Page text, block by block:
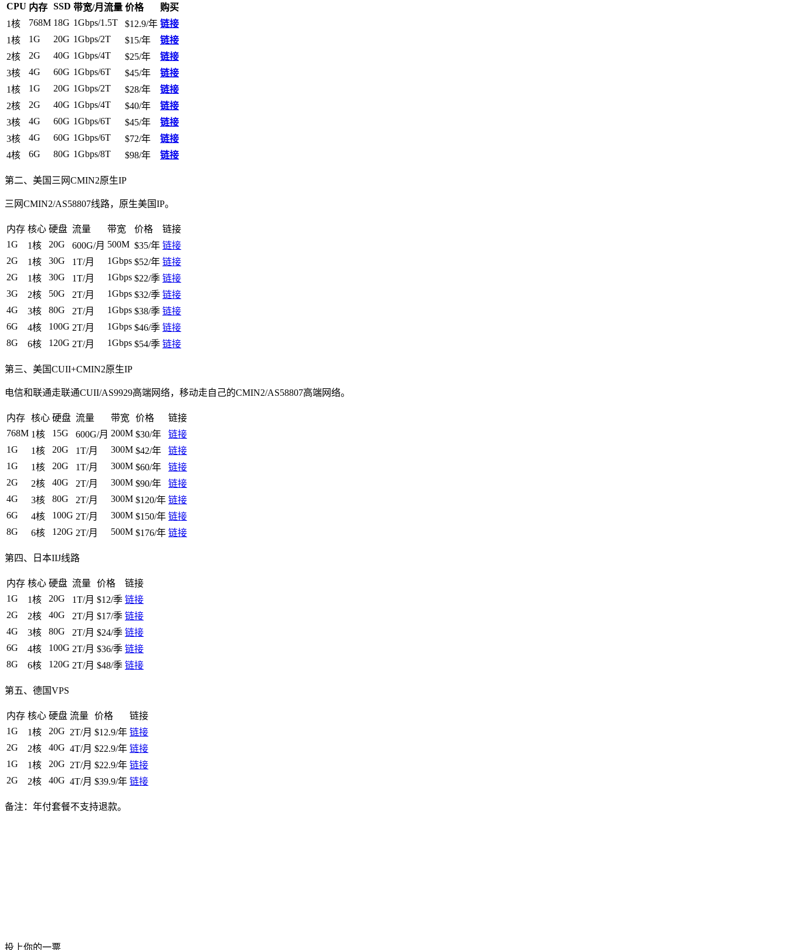
CPU 内存 SSD 带宽/月流量 价格
购买
1核
768M 18G 1Gbps/1.5T $12.9/年 链接
1核
1G 20G 1Gbps/2T $15/年
链接
2核
2G 40G 1Gbps/4T $25/年
链接
3核
4G 60G 1Gbps/6T $45/年
链接
1核
1G 20G 1Gbps/2T $28/年
链接
2核
2G 40G 1Gbps/4T $40/年
链接
3核
4G 60G 1Gbps/6T $45/年
链接
3核
4G 60G 1Gbps/6T $72/年
链接
4核
6G 80G 1Gbps/8T $98/年 链接
第二、美国三网CMIN2原生IP
三网CMIN2/AS58807线路，原生美国IP。
内存 核心 硬盘 流量 带宽 价格
链接
1G
1核 20G 600G/月 500M $35/年 链接
2G
1核 30G 1T/月 1Gbps $52/年 链接
2G
1核 30G 1T/月 1Gbps $22/季 链接
3G
2核 50G 2T/月 1Gbps $32/季 链接
4G
3核 80G 2T/月 1Gbps $38/季 链接
6G
4核 100G 2T/月 1Gbps $46/季 链接
8G
6核 120G 2T/月 1Gbps $54/季 链接
第三、美国CUII+CMIN2原生IP
电信和联通走联通CUII/AS9929高端网络，移动走自己的CMIN2/AS58807高端网络。
内存 核心 硬盘 流量 带宽 价格
链接
768M 1核 15G 600G/月 200M $30/年
链接
1G
1核 20G 1T/月 300M $42/年
链接
1G
1核 20G 1T/月 300M $60/年
链接
2G
2核 40G 2T/月 300M $90/年
链接
4G
3核 80G 2T/月 300M $120/年 链接
6G
4核 100G 2T/月 300M $150/年 链接
8G
6核 120G 2T/月 500M $176/年 链接
第四、日本IIJ线路
内存 核心 硬盘 流量 价格
链接
1G
1核 20G 1T/月 $12/季 链接
2G
2核 40G 2T/月 $17/季 链接
4G
3核 80G 2T/月 $24/季 链接
6G
4核 100G 2T/月 $36/季 链接
8G
6核 120G 2T/月 $48/季 链接
第五、德国VPS
内存 核心 硬盘 流量 价格
链接
1G
1核 20G 2T/月 $12.9/年 链接
2G
2核 40G 4T/月 $22.9/年 链接
1G
1核 20G 2T/月 $22.9/年 链接
2G
2核 40G 4T/月 $39.9/年 链接
备注：年付套餐不支持退款。
投上你的一票